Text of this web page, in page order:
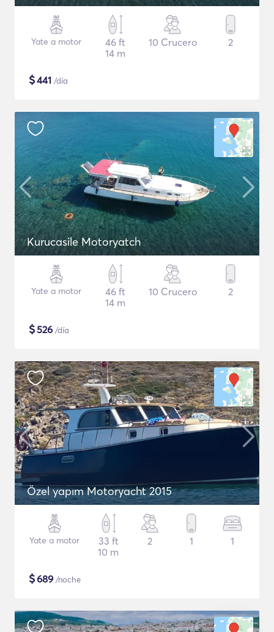
Yate a motor
46 ft
14 m
10 Crucero 2
$441 /día
Kurucasile Motoryatch
Yate a motor
46 ft
14 m
10 Crucero 2
$526 /día
Özel yapım Motoryacht 2015
Yate a motor
33 ft
10 m
2 1 1
$689 /noche